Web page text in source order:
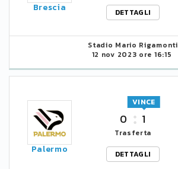
Brescia
DETTAGLI
Stadio Mario Rigamonti
12 nov 2023 ore 16:15
Palermo
0 1
VINCE
Trasferta
DETTAGLI